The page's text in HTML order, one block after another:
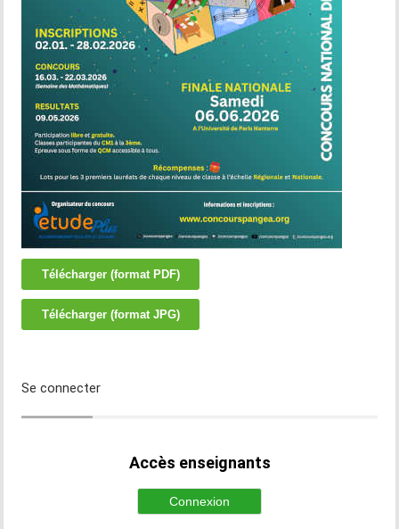
Télécharger (format PDF)
Télécharger (format JPG)
Se connecter
Accès enseignants
Connexion